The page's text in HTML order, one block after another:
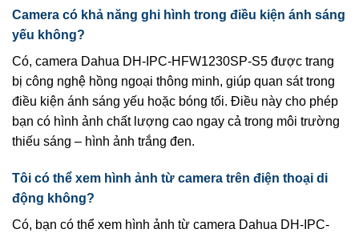
Camera có khả năng ghi hình trong điều kiện ánh sáng
yếu không?
Có, camera Dahua DH-IPC-HFW1230SP-S5 được trang
bị công nghệ hồng ngoại thông minh, giúp quan sát trong
điều kiện ánh sáng yếu hoặc bóng tối. Điều này cho phép
bạn có hình ảnh chất lượng cao ngay cả trong môi trường
thiếu sáng – hình ảnh trắng đen.
Tôi có thể xem hình ảnh từ camera trên điện thoại di
động không?
Có, bạn có thể xem hình ảnh từ camera Dahua DH-IPC-